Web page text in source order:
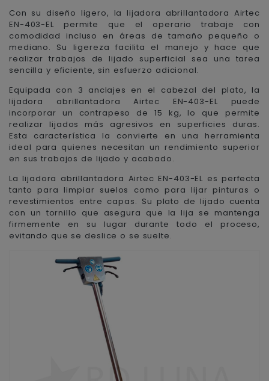
Con su diseño ligero, la lijadora abrillantadora Airtec
EN-403-EL permite que el operario trabaje con
comodidad incluso en áreas de tamaño pequeño o
mediano. Su ligereza facilita el manejo y hace que
realizar trabajos de lijado superficial sea una tarea
sencilla y eficiente, sin esfuerzo adicional.
Equipada con 3 anclajes en el cabezal del plato, la
lijadora abrillantadora Airtec EN-403-EL puede
incorporar un contrapeso de 15 kg, lo que permite
realizar lijados más agresivos en superficies duras.
Esta característica la convierte en una herramienta
ideal para quienes necesitan un rendimiento superior
en sus trabajos de lijado y acabado.
La lijadora abrillantadora Airtec EN-403-EL es perfecta
tanto para limpiar suelos como para lijar pinturas o
revestimientos entre capas. Su plato de lijado cuenta
con un tornillo que asegura que la lija se mantenga
firmemente en su lugar durante todo el proceso,
evitando que se deslice o se suelte.